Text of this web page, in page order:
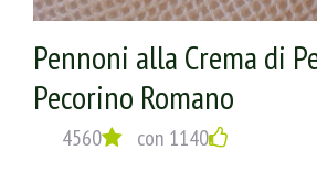
Pennoni alla Crema di
Pecorino Romano
4560 con 1140